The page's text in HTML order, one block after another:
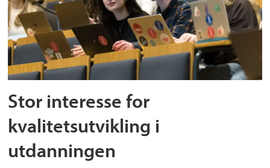
Stor interesse for
kvalitetsutvikling i
utdanningen